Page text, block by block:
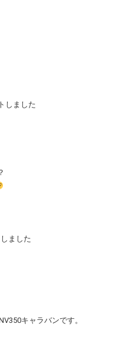
しました
ました
キャラバンです。